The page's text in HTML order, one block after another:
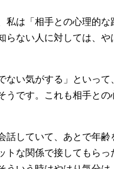
は「相手との心理的
ない人に対しては、
い気がする」といっ
です。これも相手と
していて、あとで年
な関係で接してもら